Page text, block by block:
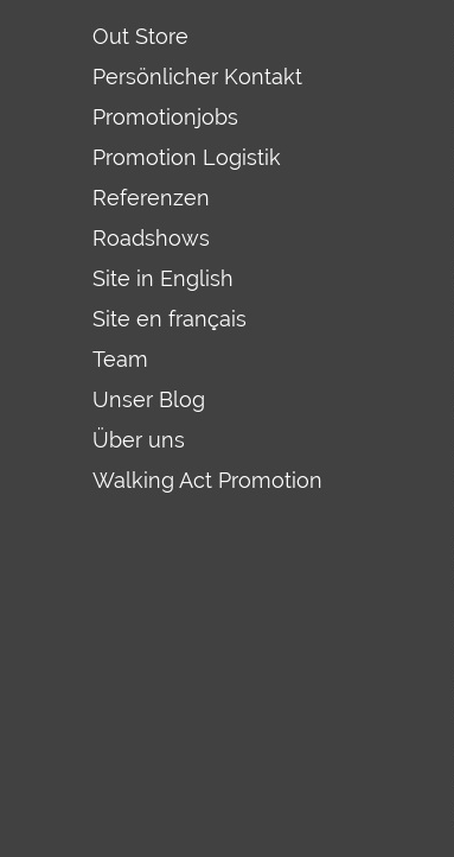
Out Store
Persönlicher Kontakt
Promotionjobs
Promotion Logistik
Referenzen
Roadshows
Site in English
Site en français
Team
Unser Blog
Über uns
Walking Act Promotion